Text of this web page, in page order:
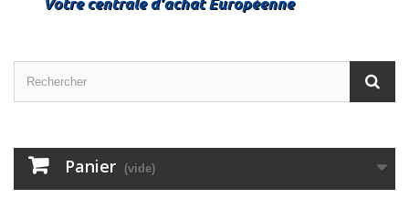
Panier (vide)